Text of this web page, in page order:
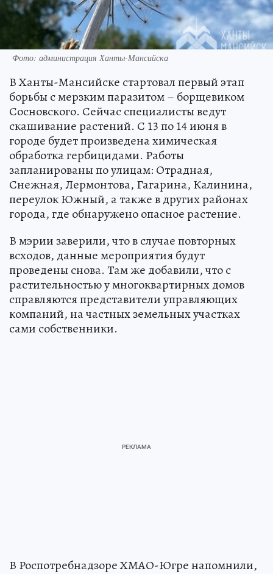
Фото: администрация Ханты-Мансийска
В Ханты-Мансийске стартовал первый этап
борьбы с мерзким паразитом – борщевиком
Сосновского. Сейчас специалисты ведут
скашивание растений. С 13 по 14 июня в
городе будет произведена химическая
обработка гербицидами. Работы
запланированы по улицам: Отрадная,
Снежная, Лермонтова, Гагарина, Калинина,
переулок Южный, а также в других районах
города, где обнаружено опасное растение.
В мэрии заверили, что в случае повторных
всходов, данные мероприятия будут
проведены снова. Там же добавили, что с
растительностью у многоквартирных домов
справляются представители управляющих
компаний, на частных земельных участках
сами собственники.
В Роспотребнадзоре ХМАО-Югре напомнили,